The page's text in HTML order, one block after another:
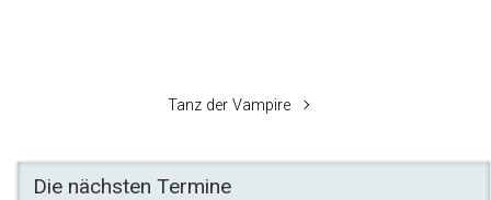
Tanz der Vampire
Die nächsten Termine